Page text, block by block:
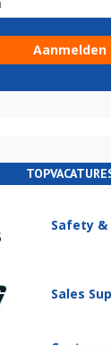
Safety &
Sales